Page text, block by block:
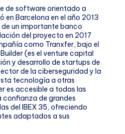
de software orientado a
en Barcelona en el año 2013
un importante banco
del proyecto en 2017
como Tranxfer, bajo el
(es el venture capital
y desarrollo de startups de
de la ciberseguridad y la
tecnología a otras
es accesible a todas las
confianza de grandes
del IBEX 35, ofreciendo
adaptados a sus